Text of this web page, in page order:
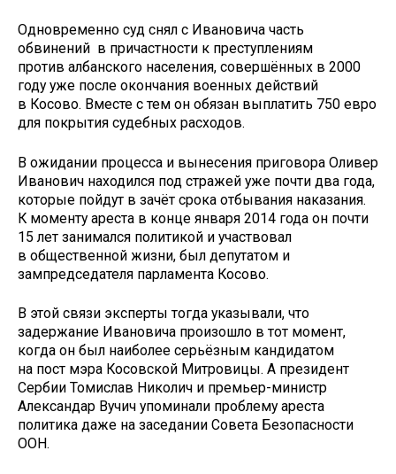
Одновременно суд снял с Ивановича часть
обвинений в причастности к преступлениям
против албанского населения, совершённых в 2000
году уже после окончания военных действий
в Косово. Вместе с тем он обязан выплатить 750 евро
для покрытия судебных расходов.
В ожидании процесса и вынесения приговора Оливер
Иванович находился под стражей уже почти два года,
которые пойдут в зачёт срока отбывания наказания.
К моменту ареста в конце января 2014 года он почти
15 лет занимался политикой и участвовал
в общественной жизни, был депутатом и
зампредседателя парламента Косово.
В этой связи эксперты тогда указывали, что
задержание Ивановича произошло в тот момент,
когда он был наиболее серьёзным кандидатом
на пост мэра Косовской Митровицы. А президент
Сербии Томислав Николич и премьер-министр
Александар Вучич упоминали проблему ареста
политика даже на заседании Совета Безопасности
ООН.